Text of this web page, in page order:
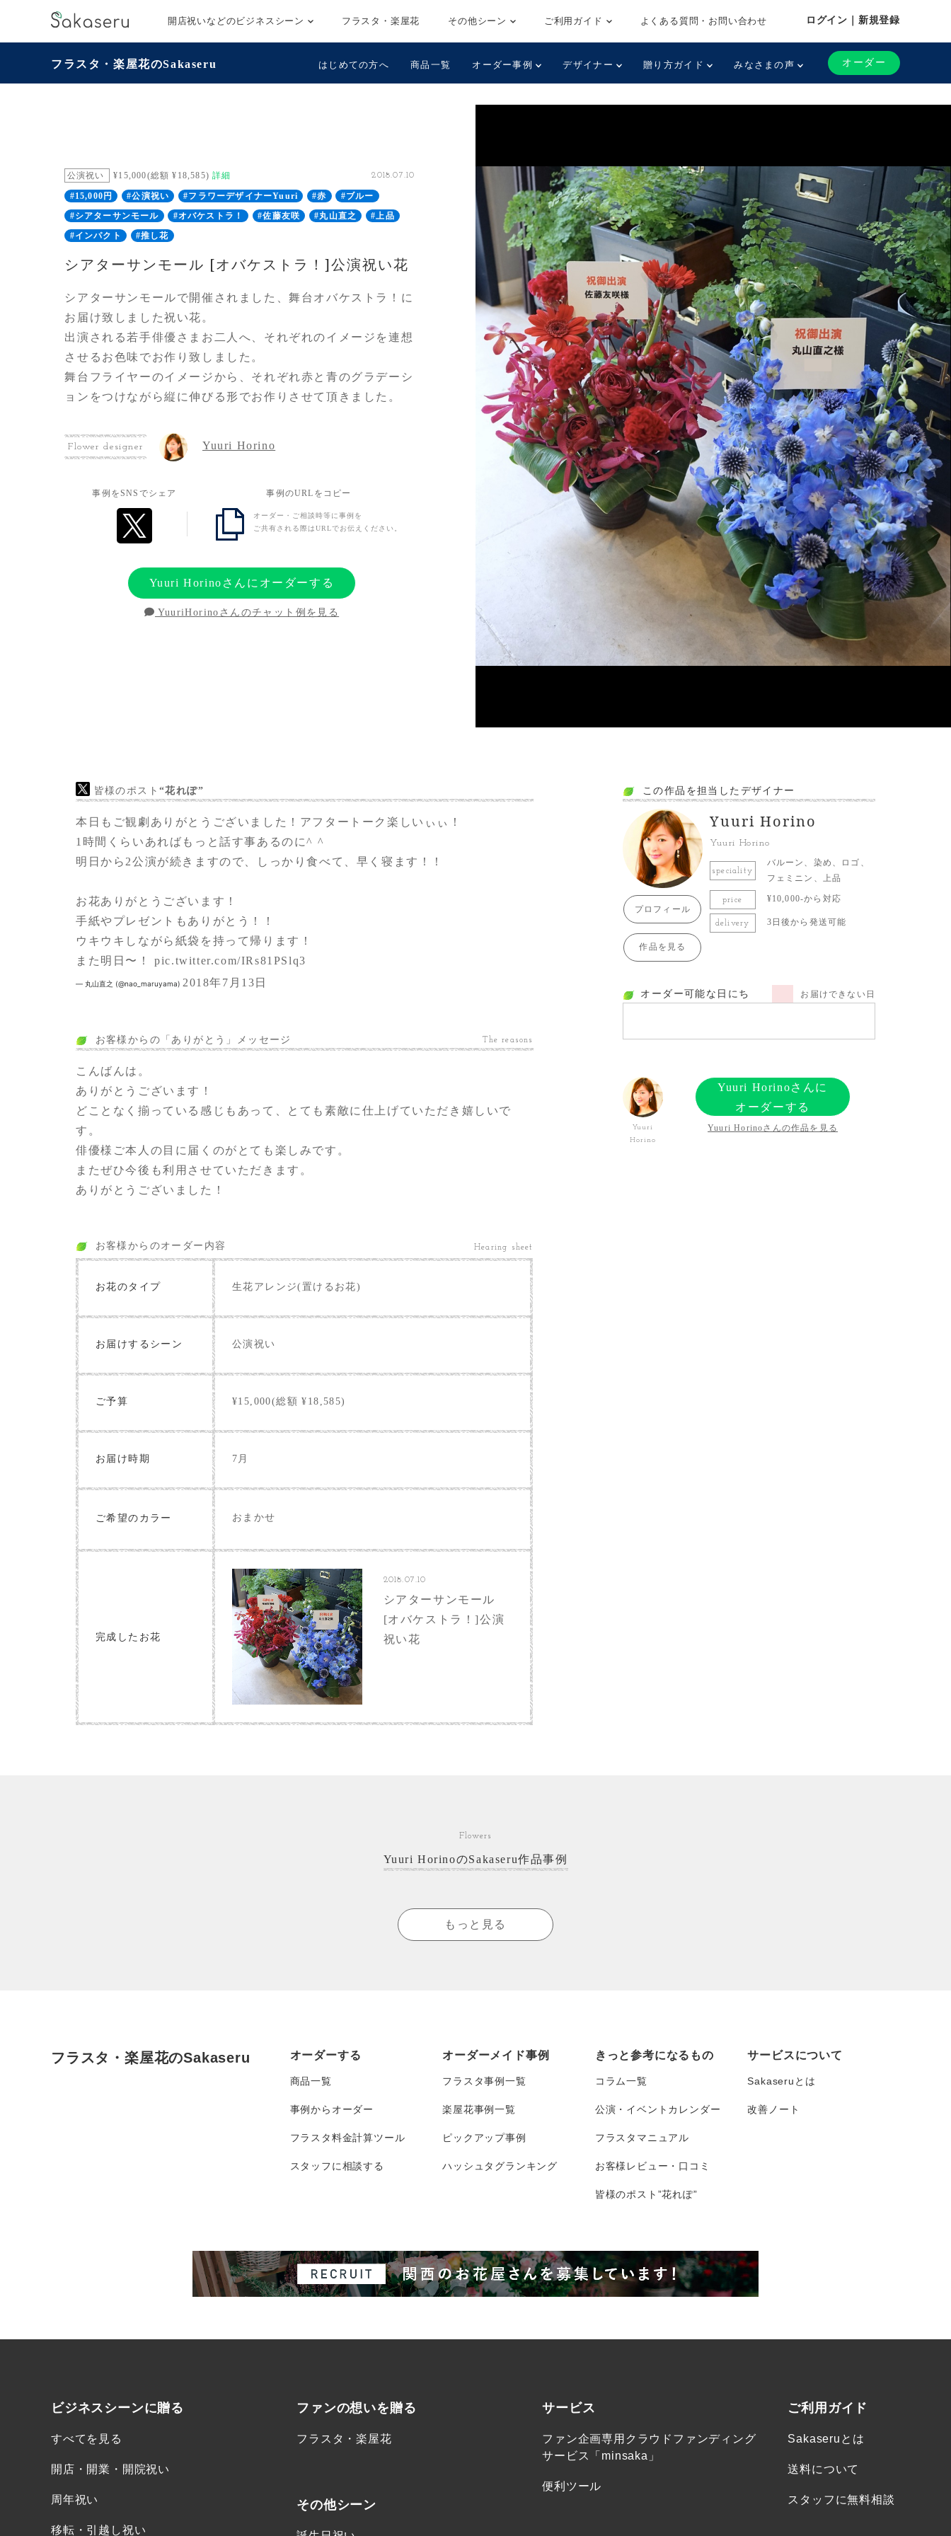
開店祝いなどのビジネスシーン フラスタ・楽屋花 その他シーン ご利用ガイド よくある質問・お問い合わせ ログイン｜新規登録
フラスタ・楽屋花のSakaseru はじめての方へ 商品一覧 オーダー事例 デザイナー 贈り方ガイド みなさまの声 オーダー
公演祝い ¥15,000(総額 ¥18,585)詳細 2018.07.10
#15,000円 #公演祝い #フラワーデザイナーYuuri #赤
#ブルー
#シアターサンモール
#オバケストラ！ #佐藤友咲 #丸山直之
#上品
#インパクト
#推し花
シアターサンモール [オバケストラ！]公演祝い花
シアターサンモールで開催されました、舞台オバケストラ！に
お届け致しました祝い花。
出演される若手俳優さまお二人へ、それぞれのイメージを連想
させるお色味でお作り致しました。
舞台フライヤーのイメージから、それぞれ赤と青のグラデーシ
ョンをつけながら縦に伸びる形でお作りさせて頂きました。
Flower designer Yuuri Horino
事例をSNSでシェア 事例のURLをコピー
オーダー・ご相談時等に事例を
ご共有される際はURLでお伝えください。
Yuuri Horinoさんにオーダーする
YuuriHorinoさんのチャット例を見る
皆様のポスト“花れぽ”
本日もご観劇ありがとうございました！アフタートーク楽しいぃぃ！
1時間くらいあればもっと話す事あるのに^ ^
明日から2公演が続きますので、しっかり食べて、早く寝ます！！
お花ありがとうございます！
手紙やプレゼントもありがとう！！
ウキウキしながら紙袋を持って帰ります！
また明日〜！pic.twitter.com/IRs81PSlq3
— 丸山直之 (@nao_maruyama) 2018年7月13日
お客様からの「ありがとう」メッセージ The reasons
こんばんは。
ありがとうございます！
どことなく揃っている感じもあって、とても素敵に仕上げていただき嬉しいで
す。
俳優様ご本人の目に届くのがとても楽しみです。
またぜひ今後も利用させていただきます。
ありがとうございました！
お客様からのオーダー内容 Hearing sheet
お花のタイプ 生花アレンジ(置けるお花)
お届けするシーン 公演祝い
ご予算 ¥15,000(総額 ¥18,585)
お届け時期 7月
ご希望のカラー おまかせ
完成したお花
2018.07.10
シアターサンモール
[オバケストラ！]公演
祝い花
この作品を担当したデザイナー
プロフィール
作品を見る
Yuuri Horino
Yuuri Horino
speciality
バルーン、染め、ロゴ、
フェミニン、上品
price ¥10,000-から対応
delivery 3日後から発送可能
オーダー可能な日にち お届けできない日
Yuuri
Horino
Yuuri Horinoさんに
オーダーする
Yuuri Horinoさんの作品を見る
Flowers
Yuuri HorinoのSakaseru作品事例
もっと見る
フラスタ・楽屋花のSakaseru オーダーする
商品一覧
事例からオーダー
フラスタ料金計算ツール
スタッフに相談する
オーダーメイド事例
フラスタ事例一覧
楽屋花事例一覧
ピックアップ事例
ハッシュタグランキング
きっと参考になるもの
コラム一覧
公演・イベントカレンダー
フラスタマニュアル
お客様レビュー・口コミ
皆様のポスト”花れぽ”
サービスについて
Sakaseruとは
改善ノート
ビジネスシーンに贈る
すべてを見る
開店・開業・開院祝い
周年祝い
移転・引越し祝い
ファンの想いを贈る
フラスタ・楽屋花
その他シーン
サービス
ファン企画専用クラウドファンディング
サービス「minsaka」
便利ツール
ご利用ガイド
Sakaseruとは
送料について
スタッフに無料相談